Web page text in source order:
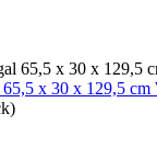
x 30 x 129,5 cm